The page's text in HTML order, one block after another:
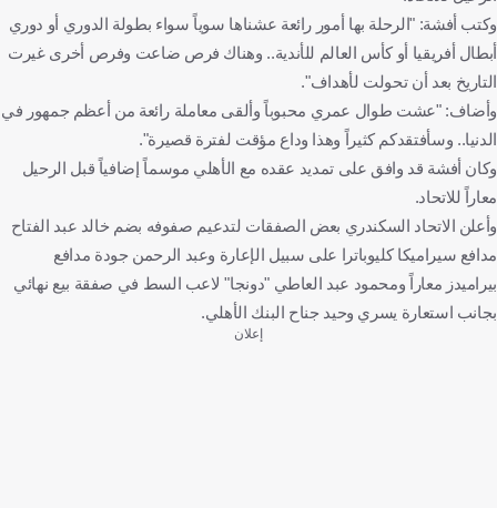
وكتب أفشة: "الرحلة بها أمور رائعة عشناها سوياً سواء بطولة الدوري أو دوري
أبطال أفريقيا أو كأس العالم للأندية.. وهناك فرص ضاعت وفرص أخرى غيرت
التاريخ بعد أن تحولت لأهداف".
وأضاف: "عشت طوال عمري محبوباً وألقى معاملة رائعة من أعظم جمهور في
الدنيا.. وسأفتقدكم كثيراً وهذا وداع مؤقت لفترة قصيرة".
وكان أفشة قد وافق على تمديد عقده مع الأهلي موسماً إضافياً قبل الرحيل
معاراً للاتحاد.
وأعلن الاتحاد السكندري بعض الصفقات لتدعيم صفوفه بضم خالد عبد الفتاح
مدافع سيراميكا كليوباترا على سبيل الإعارة وعبد الرحمن جودة مدافع
بيراميدز معاراً ومحمود عبد العاطي "دونجا" لاعب السط في صفقة بيع نهائي
بجانب استعارة يسري وحيد جناح البنك الأهلي.
إعلان